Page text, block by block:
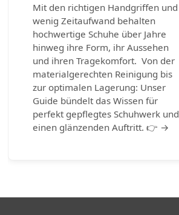
Mit den richtigen Handgriffen und
wenig Zeitaufwand behalten
hochwertige Schuhe über Jahre
hinweg ihre Form, ihr Aussehen
und ihren Tragekomfort. Von der
materialgerechten Reinigung bis
zur optimalen Lagerung: Unser
Guide bündelt das Wissen für
perfekt gepflegtes Schuhwerk und
einen glänzenden Auftritt. 👉 →